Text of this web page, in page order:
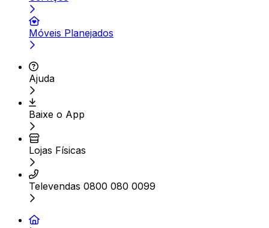
Móveis Planejados
Ajuda
Baixe o App
Lojas Físicas
Televendas 0800 080 0099